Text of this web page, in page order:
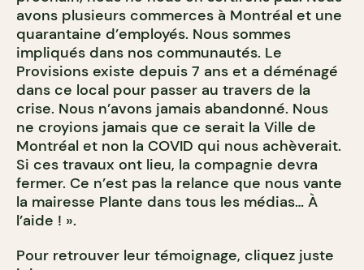
avons plusieurs commerces à Montréal et une
quarantaine d’employés. Nous sommes
impliqués dans nos communautés. Le
Provisions existe depuis 7 ans et a déménagé
dans ce local pour passer au travers de la
crise. Nous n’avons jamais abandonné. Nous
ne croyions jamais que ce serait la Ville de
Montréal et non la COVID qui nous achèverait.
Si ces travaux ont lieu, la compagnie devra
fermer. Ce n’est pas la relance que nous vante
la mairesse Plante dans tous les médias… À
l’aide ! ».
Pour retrouver leur témoignage, cliquez juste